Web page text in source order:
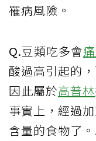
罹病風險。
Q.豆類吃多會
酸過高引起的
因此屬於高普林
事實上，經過
含量的食物了